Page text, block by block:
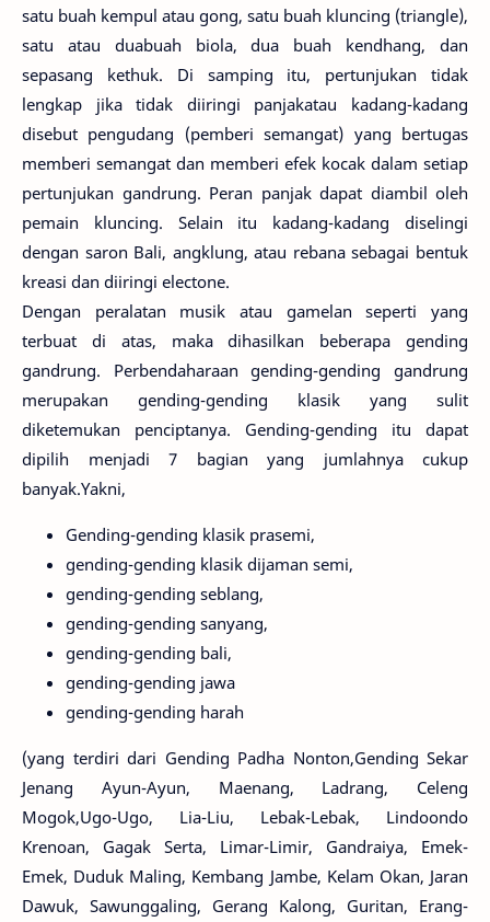
satu buah kempul atau gong, satu buah kluncing (triangle),
satu atau duabuah biola, dua buah kendhang, dan
sepasang kethuk. Di samping itu, pertunjukan tidak
lengkap jika tidak diiringi panjakatau kadang-kadang
disebut pengudang (pemberi semangat) yang bertugas
memberi semangat dan memberi efek kocak dalam setiap
pertunjukan gandrung. Peran panjak dapat diambil oleh
pemain kluncing. Selain itu kadang-kadang diselingi
dengan saron Bali, angklung, atau rebana sebagai bentuk
kreasi dan diiringi electone.
Dengan peralatan musik atau gamelan seperti yang
terbuat di atas, maka dihasilkan beberapa gending
gandrung. Perbendaharaan gending-gending gandrung
merupakan gending-gending klasik yang sulit
diketemukan penciptanya. Gending-gending itu dapat
dipilih menjadi 7 bagian yang jumlahnya cukup
banyak.Yakni,
Gending-gending klasik prasemi,
gending-gending klasik dijaman semi,
gending-gending seblang,
gending-gending sanyang,
gending-gending bali,
gending-gending jawa
gending-gending harah
(yang terdiri dari Gending Padha Nonton,Gending Sekar
Jenang Ayun-Ayun, Maenang, Ladrang, Celeng
Mogok,Ugo-Ugo, Lia-Liu, Lebak-Lebak, Lindoondo
Krenoan, Gagak Serta, Limar-Limir, Gandraiya, Emek-
Emek, Duduk Maling, Kembang Jambe, Kelam Okan, Jaran
Dawuk, Sawunggaling, Gerang Kalong, Guritan, Erang-